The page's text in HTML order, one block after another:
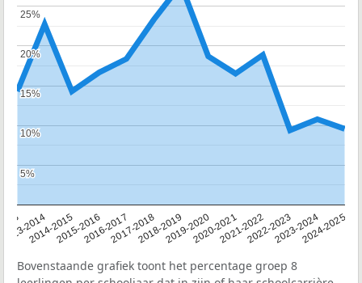
2013-20142014-20152015-20162016-20172017-20182018-20192019-20202020-20212021-20222022-20232023-20242024-2025
5%
5%
10%
10%
15%
15%
20%
20%
25%
25%
Bovenstaande grafiek toont het percentage groep 8